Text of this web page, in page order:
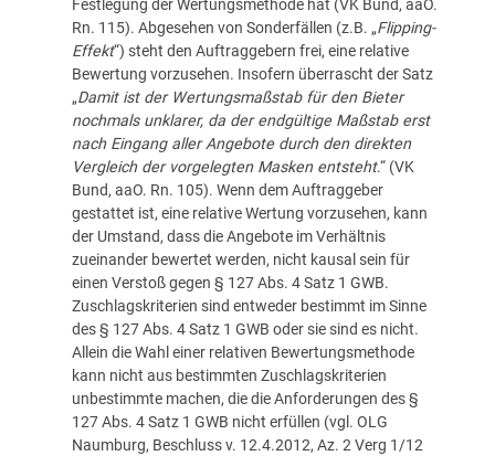
Festlegung der Wertungsmethode hat (VK Bund, aaO.
Rn. 115). Abgesehen von Sonderfällen (z.B. „Flipping-
Effekt“) steht den Auftraggebern frei, eine relative
Bewertung vorzusehen. Insofern überrascht der Satz
„Damit ist der Wertungsmaßstab für den Bieter
nochmals unklarer, da der endgültige Maßstab erst
nach Eingang aller Angebote durch den direkten
Vergleich der vorgelegten Masken entsteht.“ (VK
Bund, aaO. Rn. 105). Wenn dem Auftraggeber
gestattet ist, eine relative Wertung vorzusehen, kann
der Umstand, dass die Angebote im Verhältnis
zueinander bewertet werden, nicht kausal sein für
einen Verstoß gegen § 127 Abs. 4 Satz 1 GWB.
Zuschlagskriterien sind entweder bestimmt im Sinne
des § 127 Abs. 4 Satz 1 GWB oder sie sind es nicht.
Allein die Wahl einer relativen Bewertungs­methode
kann nicht aus bestimmten Zuschlagskriterien
unbestimmte machen, die die Anforderungen des §
127 Abs. 4 Satz 1 GWB nicht erfüllen (vgl. OLG
Naumburg, Beschluss v. 12.4.2012, Az. 2 Verg 1/12